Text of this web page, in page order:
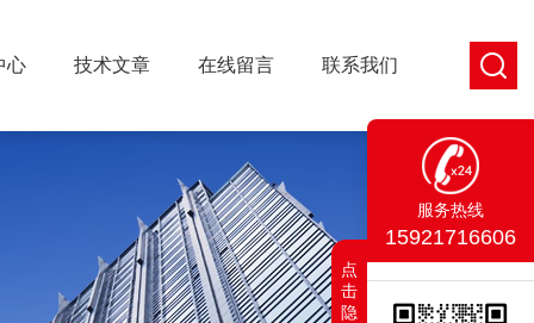
心 技术文章 在线留言 联系我们
服务热线
15921716606
点
击
隐